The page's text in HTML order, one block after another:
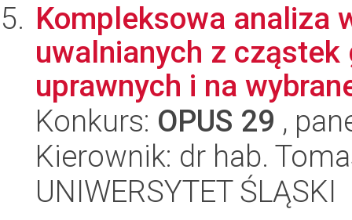
Kompleksowa analiza
uwalnianych z
uprawnych i na
Konkurs: OPUS 29 ,
Kierownik: dr hab.
UNIWERSYTET ŚLĄSKI